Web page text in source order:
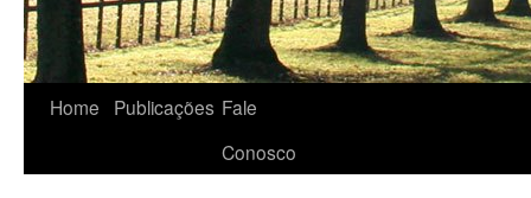
Home Publicações Fale
Conosco